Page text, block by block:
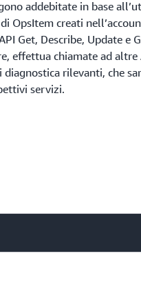
addebitate in base
OpsItem creati
Get, Describe, Update e
effettua chiamate ad altre
rilevanti, che
servizi.